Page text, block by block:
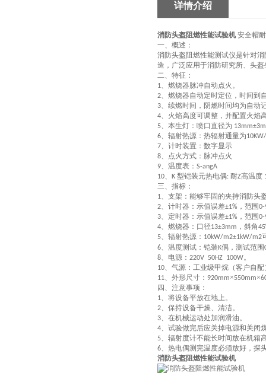
详情介绍
消防头盔阻燃性能试验机 安全帽
一、概述：
消防头盔阻燃性能测试仪是针对
造，广泛应用于消防研究所、头
二、特征：
1、燃烧器脉冲自动点火。
2、燃烧器自动定时定位，时间到
3、续燃时间，阴燃时间均为自动
4、火焰高度可调整，并配置火焰
5、本生灯：喷口直径为
6、辐射热源：热辐射通量为
7、计时装置：数字显示
8、点火方式 ： 脉冲点火
9、温度表： S-angA
10、 K 型铠装元热电偶: 耐Z高温度
三、指标：
1、支架：能够牢固的夹持消防头
2、计时器：示值误差±1% ，范围0-
3、定时器：示值误差±1% ，范围0-
4、燃烧器：口径13±3mm ，斜角
5、辐射热源： 10kW/m2±1kW/m2
6、温度测试：铠装K偶，测试范围
8、电源： 220V 50HZ 100W。
10、气源：工业级甲烷（客户自配
11、外形尺寸： 920mm×550mm×
四、注意事项：
1、将设备平放在地上。
2、保持设备干燥、清洁。
3、在机械运动处加润滑油。
4、试验做完后应关掉电源和关闭
5、辐射度计不能长时间放在机箱
6、热电偶测完温度必须放好，探
消防头盔阻燃性能试验机